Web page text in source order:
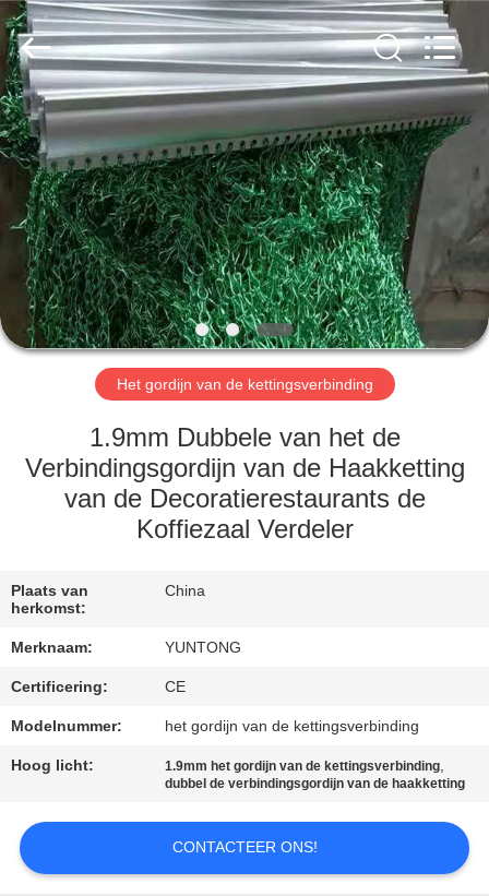
HUIS
PRODUCTEN
ONGEVEER
ONS
FABRIEKSREIS
KWALITEITSCONTROLE
CONTACTEER
NIEUWS
OM EEN
CITAAT
PRIVACYBELEID
Anping
Yuntong
Metal
Wire
Mesh
Co.,Ltd.
All
Rights
Reserved.
Het gordijn van de kettingsverbinding
1.9mm Dubbele van het de
Verbindingsgordijn van de Haakketting
van de Decoratierestaurants de
Koffiezaal Verdeler
Plaats van
herkomst:
China
Merknaam: YUNTONG
Certificering: CE
Modelnummer: het gordijn van de kettingsverbinding
Hoog licht: 1.9mm het gordijn van de kettingsverbinding,
dubbel de verbindingsgordijn van de haakketting
CONTACTEER ONS!